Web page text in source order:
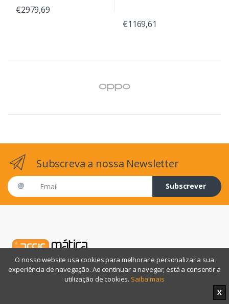
€2979,69
€1169,61
Subscreva a nossa Newsletter
Email address
Subscrever
Tem questões? Ligue-nos!
O nosso website usa cookies para melhorar e personalizar a sua
experiência de navegação. Ao continuar a navegar, está a consentir a
utilização de cookies. Saiba mais
X